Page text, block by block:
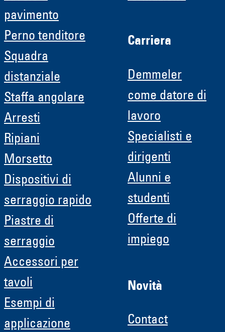
pavimento
Perno tenditore
Squadra
distanziale
Staffa angolare
Arresti
Ripiani
Morsetto
Dispositivi di
serraggio rapido
Piastre di
serraggio
Accessori per
tavoli
Esempi di
applicazione
Carriera
Demmeler
come datore di
lavoro
Specialisti e
dirigenti
Alunni e
studenti
Offerte di
impiego
Novità
Contact